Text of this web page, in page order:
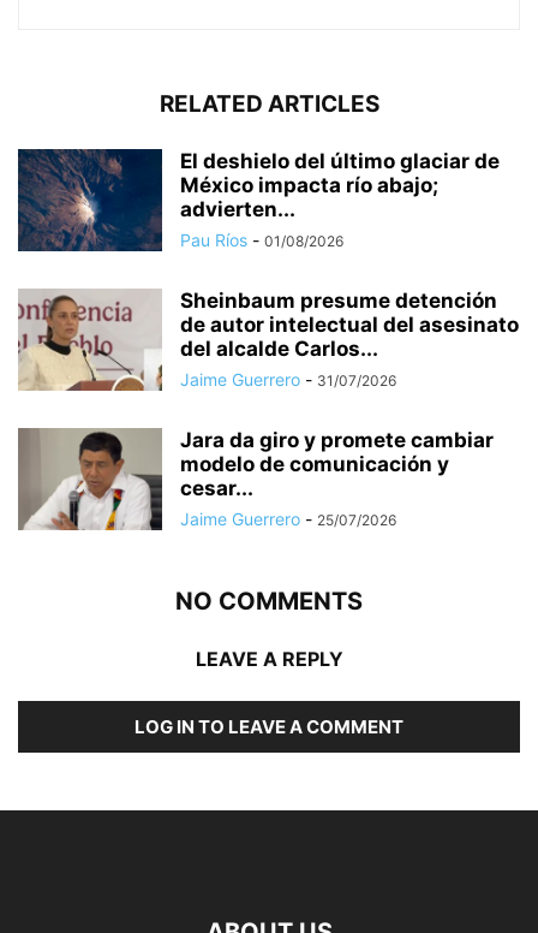
RELATED ARTICLES
El deshielo del último glaciar de
México impacta río abajo;
advierten...
Pau Ríos - 01/08/2026
Sheinbaum presume detención
de autor intelectual del asesinato
del alcalde Carlos...
Jaime Guerrero - 31/07/2026
Jara da giro y promete cambiar
modelo de comunicación y
cesar...
Jaime Guerrero - 25/07/2026
NO COMMENTS
LEAVE A REPLY
LOG IN TO LEAVE A COMMENT